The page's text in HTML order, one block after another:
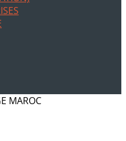
MAROC